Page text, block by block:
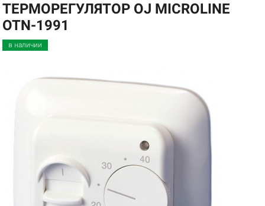
ТЕРМОРЕГУЛЯТОР OJ MICROLINE
OTN-1991
в наличии